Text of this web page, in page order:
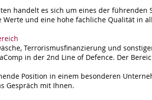
handelt es sich um eines der
Werte und eine hohe fachliche Qualität in
Terrorismusfinanzierung und
in der 2nd Line of Defence. Der
Position in einem besonderen
Gespräch mit Ihnen.